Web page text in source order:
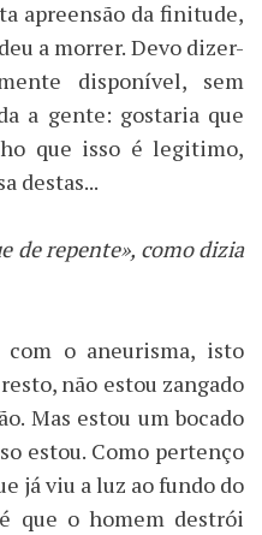
apreensão da finitude,
a morrer. Devo dizer-
disponível, sem
a gente: gostaria que
que isso é legitimo,
destas...
de repente», como dizia
o aneurisma, isto
não estou zangado
Mas estou um bocado
estou. Como pertenço
já viu a luz ao fundo do
que o homem destrói